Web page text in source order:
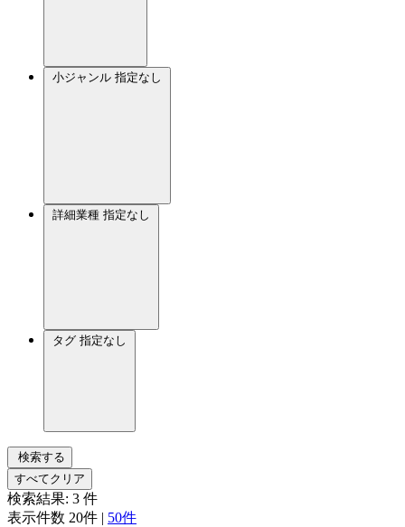
小ジャンル 指定なし
詳細業種 指定なし
タグ 指定なし
検索する
すべてクリア
検索結果: 3 件
表示件数 20件 | 50件